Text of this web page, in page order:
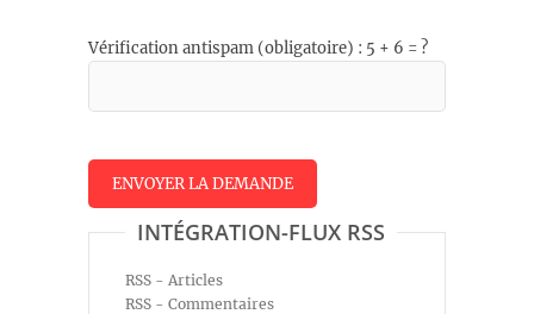
Vérification antispam (obligatoire) : 5 + 6 = ?
INTÉGRATION-FLUX RSS
RSS - Articles
RSS - Commentaires